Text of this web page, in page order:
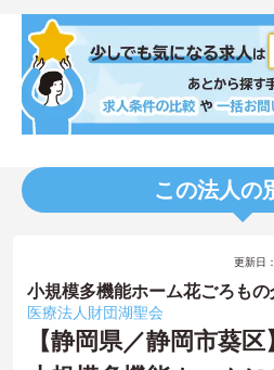
この法人の
更新日
小規模多機能ホーム花ごろもの
医療法人財団湖聖会
【静岡県／静岡市葵